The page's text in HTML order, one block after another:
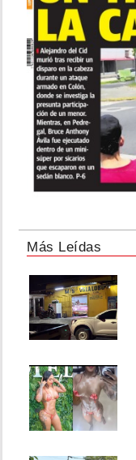
Más Leídas